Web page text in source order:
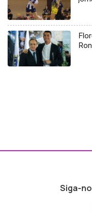
Siga-